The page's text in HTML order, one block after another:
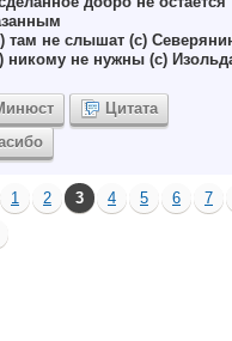
там не слышат (с)
не нужны (с)
Цитата
1 2 3 4 5 6
7